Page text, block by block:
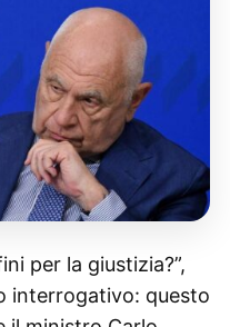
per la giustizia?”,
interrogativo: questo